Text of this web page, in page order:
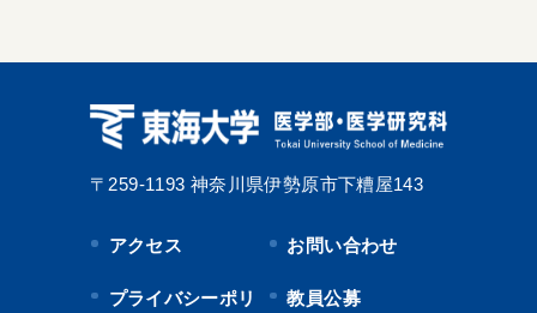
〒259-1193 神奈川県伊勢原市下糟屋143
アクセス お問い合わせ
プライバシーポリ
教員公募